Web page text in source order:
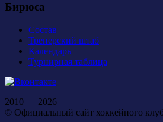
Бирюса
Состав
Тренерский штаб
Календарь
Турнирная таблица
2010 — 2026
© Официальный сайт хоккейного